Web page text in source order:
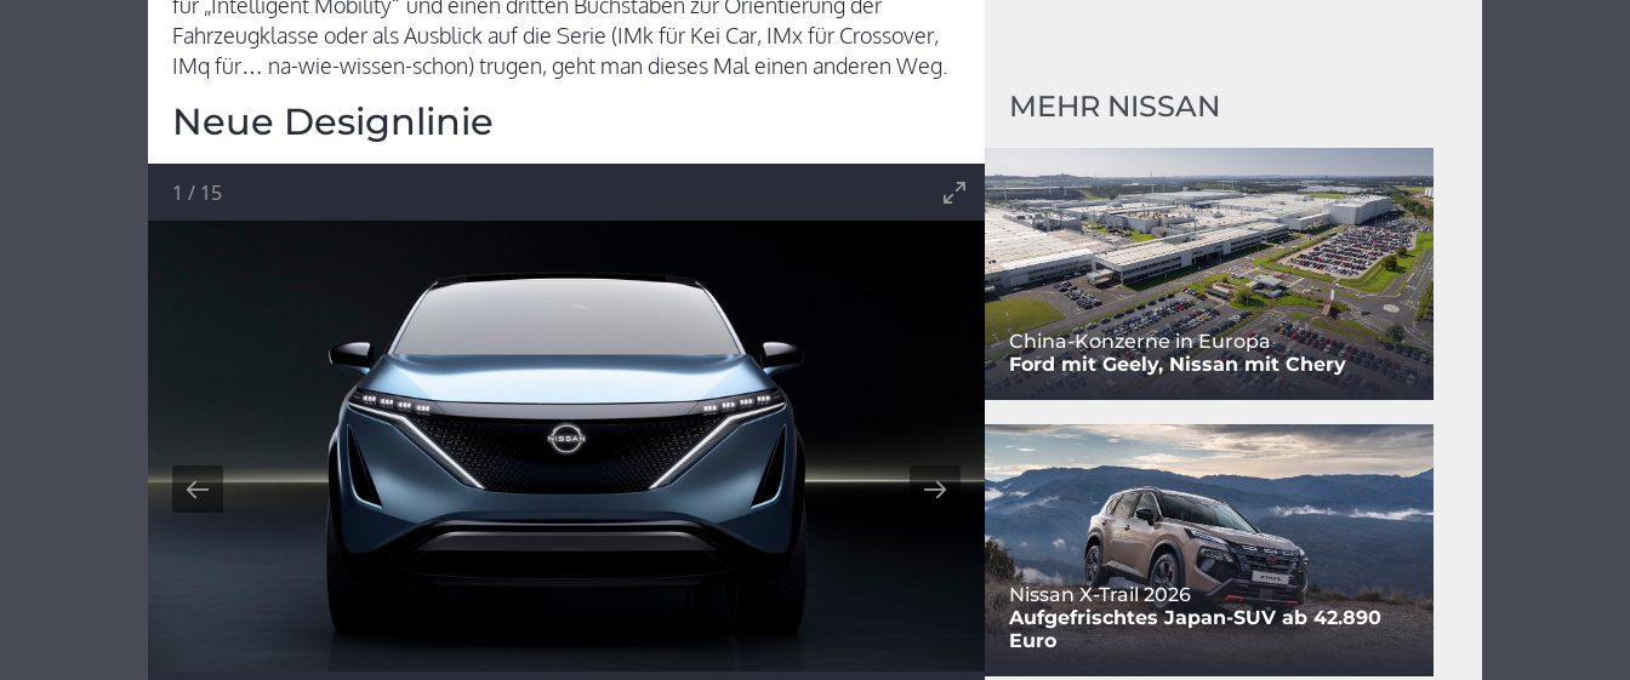
Fahrzeugklasse oder als Ausblick auf die Serie (IMk für Kei Car, IMx für Crossover,
IMq für… na-wie-wissen-schon) trugen, geht man dieses Mal einen anderen Weg.
Neue Designlinie
1 / 15
MEHR NISSAN
China-Konzerne in Europa
Ford mit Geely, Nissan mit Chery
Nissan X-Trail 2026
Aufgefrischtes Japan-SUV ab 42.890
Euro